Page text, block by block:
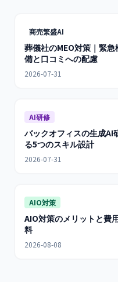
商売繁盛AI
葬儀社のMEO対策｜緊
備と口コミへの配慮
2026-07-31
AI研修
バックオフィスの生成AI
る5つのスキル設計
2026-07-31
AIO対策
AIO対策のメリットと費
料
2026-08-08